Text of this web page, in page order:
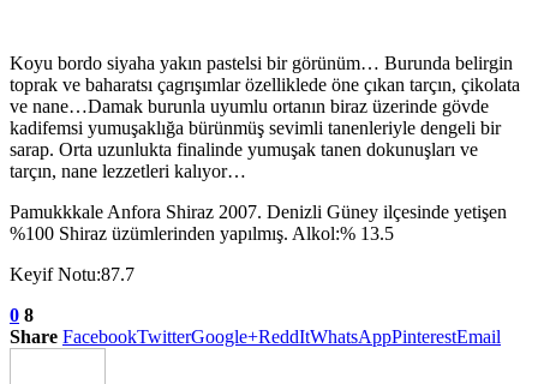
Koyu bordo siyaha yakın pastelsi bir görünüm… Burunda belirgin
toprak ve baharatsı çagrışımlar özelliklede öne çıkan tarçın, çikolata
ve nane…Damak burunla uyumlu ortanın biraz üzerinde gövde
kadifemsi yumuşaklığa bürünmüş sevimli tanenleriyle dengeli bir
sarap. Orta uzunlukta finalinde yumuşak tanen dokunuşları ve
tarçın, nane lezzetleri kalıyor…
Pamukkkale Anfora Shiraz 2007. Denizli Güney ilçesinde yetişen
%100 Shiraz üzümlerinden yapılmış. Alkol:% 13.5
Keyif Notu:87.7
0 8
Share FacebookTwitterGoogle+ReddItWhatsAppPinterestEmail